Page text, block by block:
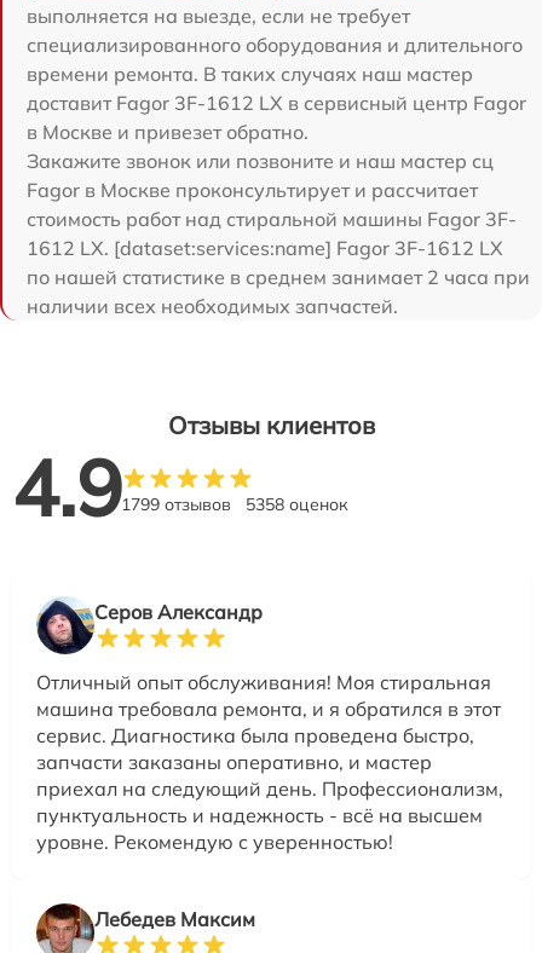
выполняется на выезде, если не требует
специализированного оборудования и длительного
времени ремонта. В таких случаях наш мастер
доставит Fagor 3F-1612 LX в сервисный центр Fagor
в Москве и привезет обратно.
Закажите звонок или позвоните и наш мастер сц
Fagor в Москве проконсультирует и рассчитает
стоимость работ над стиральной машины Fagor 3F-
1612 LX. [dataset:services:name] Fagor 3F-1612 LX
по нашей статистике в среднем занимает 2 часа при
наличии всех необходимых запчастей.
Отзывы клиентов
4.91799 отзывов 5358 оценок
Серов Александр
Отличный опыт обслуживания! Моя стиральная
машина требовала ремонта, и я обратился в этот
сервис. Диагностика была проведена быстро,
запчасти заказаны оперативно, и мастер
приехал на следующий день. Профессионализм,
пунктуальность и надежность - всё на высшем
уровне. Рекомендую с уверенностью!
Лебедев Максим